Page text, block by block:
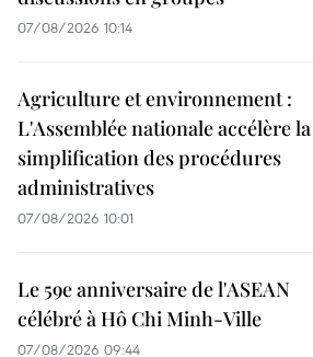
07/08/2026 10:14
Agriculture et environnement :
L'Assemblée nationale accélère la
simplification des procédures
administratives
07/08/2026 10:01
Le 59e anniversaire de l'ASEAN
célébré à Hô Chi Minh-Ville
07/08/2026 09:44